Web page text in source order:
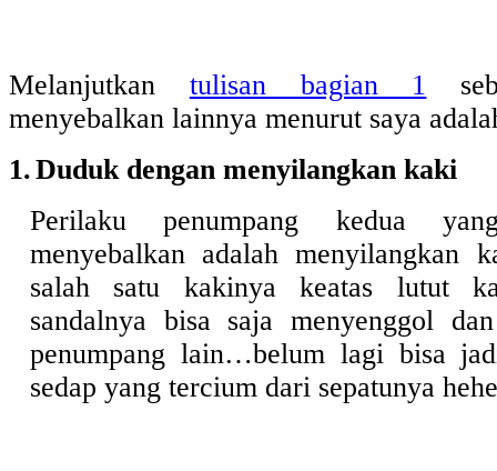
Melanjutkan tulisan bagian 1
menyebalkan lainnya menurut saya
1.Duduk dengan menyilangkan kaki
Perilaku penumpang kedua
menyebalkan adalah menyilangkan
salah satu kakinya keatas lutut
sandalnya bisa saja menyenggol
penumpang lain…belum lagi bisa
sedap yang tercium dari sepatunya